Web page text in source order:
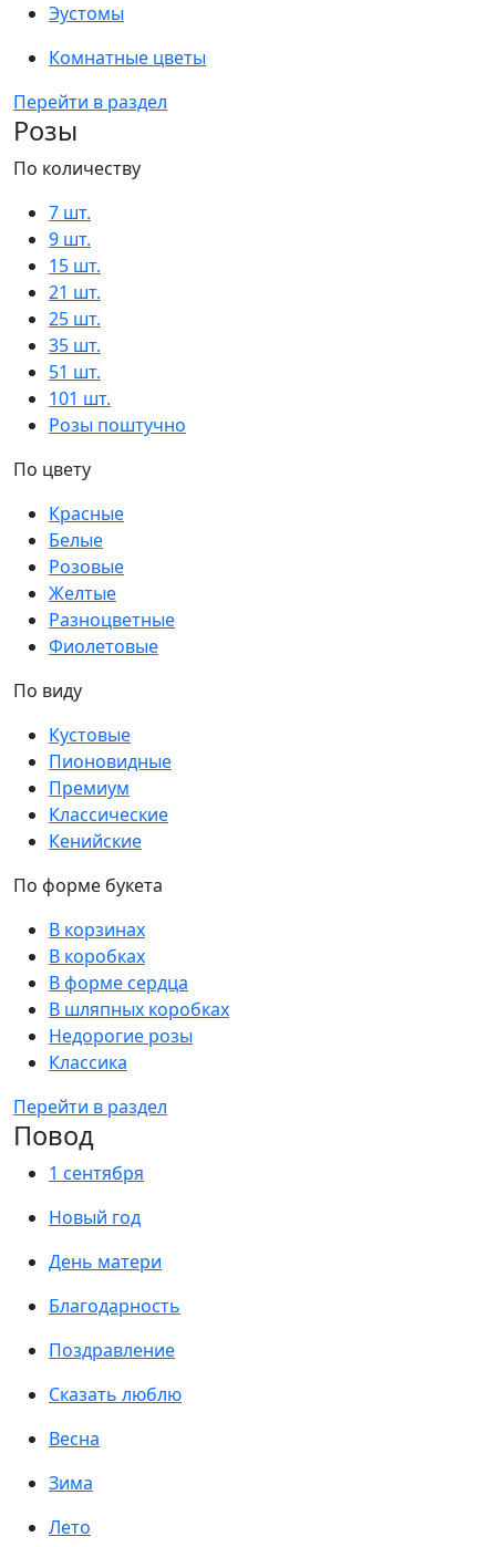
Эустомы
Комнатные цветы
Перейти в раздел
Розы
По количеству
7 шт.
9 шт.
15 шт.
21 шт.
25 шт.
35 шт.
51 шт.
101 шт.
Розы поштучно
По цвету
Красные
Белые
Розовые
Желтые
Разноцветные
Фиолетовые
По виду
Кустовые
Пионовидные
Премиум
Классические
Кенийские
По форме букета
В корзинах
В коробках
В форме сердца
В шляпных коробках
Недорогие розы
Классика
Перейти в раздел
Повод
1 сентября
Новый год
День матери
Благодарность
Поздравление
Сказать люблю
Весна
Зима
Лето